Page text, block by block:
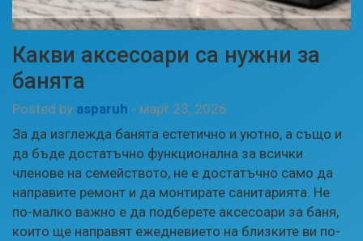
Какви аксесоари са нужни за
банята
Posted by asparuh - март 23, 2026
За да изглежда банята естетично и уютно, а също и
да бъде достатъчно функционална за всички
членове на семейството, не е достатъчно само да
направите ремонт и да монтирате санитарията. Не
по-малко важно е да подберете аксесоари за баня,
които ще направят ежедневието на близките ви по-